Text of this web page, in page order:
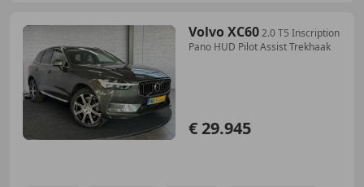
Volvo XC602.0 T5 Inscription
Pano HUD Pilot Assist Trekhaak
€ 29.945